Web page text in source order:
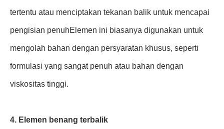
tertentu atau menciptakan tekanan balik untuk mencapai
pengisian penuhElemen ini biasanya digunakan untuk
mengolah bahan dengan persyaratan khusus, seperti
formulasi yang sangat penuh atau bahan dengan
viskositas tinggi.
4. Elemen benang terbalik